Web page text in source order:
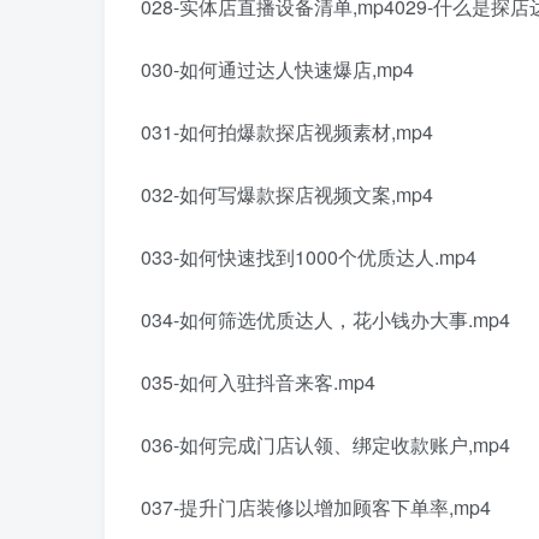
028-实体店直播设备清单,mp4029-什么是探店
030-如何通过达人快速爆店,mp4
031-如何拍爆款探店视频素材,mp4
032-如何写爆款探店视频文案,mp4
033-如何快速找到1000个优质达人.mp4
034-如何筛选优质达人，花小钱办大事.mp4
035-如何入驻抖音来客.mp4
036-如何完成门店认领、绑定收款账户,mp4
037-提升门店装修以增加顾客下单率,mp4